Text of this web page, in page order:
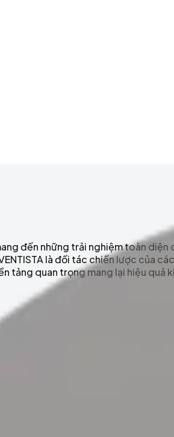
đến những trải nghiệm toàn
là đối tác chiến lược của
tảng quan trọng mang lại hiệu quả